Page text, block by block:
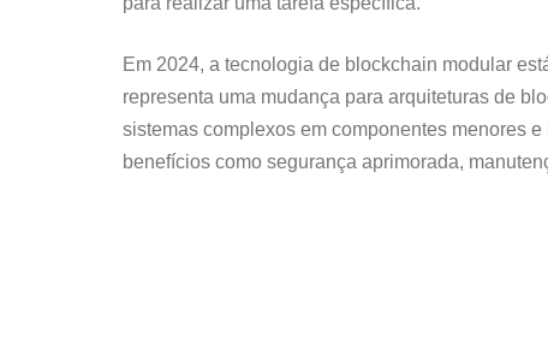
Em 2024, a tecnologia de blockchain modular
representa uma mudança para arquiteturas de
sistemas complexos em componentes menores
benefícios como segurança aprimorada,